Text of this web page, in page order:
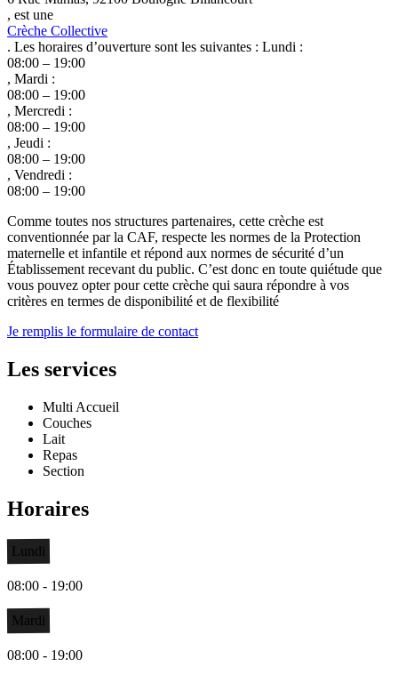
, est une
Crèche Collective
. Les horaires d’ouverture sont les suivantes : Lundi :
08:00 – 19:00
, Mardi :
08:00 – 19:00
, Mercredi :
08:00 – 19:00
, Jeudi :
08:00 – 19:00
, Vendredi :
08:00 – 19:00
Comme toutes nos structures partenaires, cette crèche est
conventionnée par la CAF, respecte les normes de la Protection
maternelle et infantile et répond aux normes de sécurité d’un
Établissement recevant du public. C’est donc en toute quiétude que
vous pouvez opter pour cette crèche qui saura répondre à vos
critères en termes de disponibilité et de flexibilité
Je remplis le formulaire de contact
Les services
Multi Accueil
Couches
Lait
Repas
Section
Horaires
Lundi
08:00 - 19:00
Mardi
08:00 - 19:00